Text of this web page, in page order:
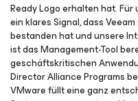
Ready Logo erhalten hat.
ein klares Signal, dass
bestanden hat und unsere
ist das Management-Tool
geschäftskritischen
Director Alliance Programs
VMware füllt eine ganz